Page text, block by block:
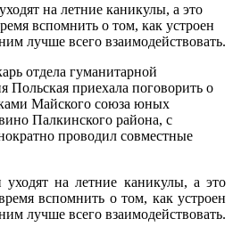
на летние каникулы, а это
вспомнить о том, как устроен
лучше всего взаимодействовать.
отдела гуманитарной
приехала поговорить о
Майского союза юных
Палкинского района, с
проводил совместные
на летние каникулы, а это
вспомнить о том, как устроен
лучше всего взаимодействовать.